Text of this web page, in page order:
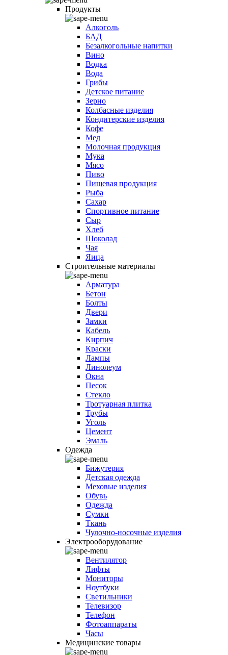
Продукты
Алкоголь
БАД
Безалкогольные напитки
Вино
Водка
Вода
Грибы
Детское питание
Зерно
Колбасные изделия
Кондитерские изделия
Кофе
Мед
Молочная продукция
Мука
Мясо
Пиво
Пищевая продукция
Рыба
Сахар
Спортивное питание
Сыр
Хлеб
Шоколад
Чая
Яица
Строительные материалы
Арматура
Бетон
Болты
Двери
Замки
Кабель
Кирпич
Краски
Лампы
Линолеум
Окна
Песок
Стекло
Тротуарная плитка
Трубы
Уголь
Цемент
Эмаль
Одежда
Бижутерия
Детская одежда
Меховые изделия
Обувь
Одежда
Сумки
Ткань
Чулочно-носочные изделия
Электрооборудование
Вентилятор
Лифты
Мониторы
Ноутбуки
Светильники
Телевизор
Телефон
Фотоаппараты
Часы
Медицинские товары